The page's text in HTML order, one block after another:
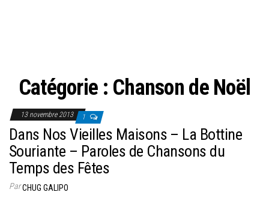
Catégorie : Chanson de Noël
13 novembre 2013 1
Dans Nos Vieilles Maisons – La Bottine
Souriante – Paroles de Chansons du
Temps des Fêtes
ParCHUG GALIPO